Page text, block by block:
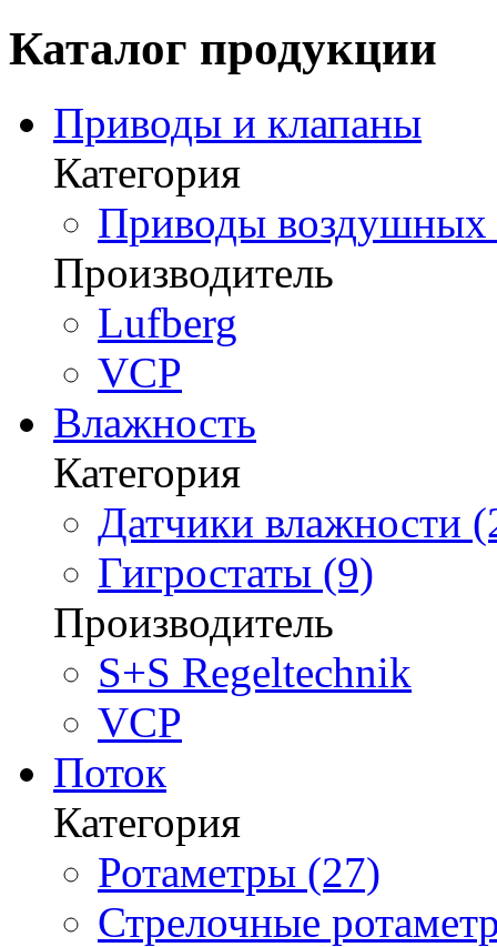
Каталог продукции
Приводы и клапаны
Категория
Приводы воздушных
Производитель
Lufberg
VCP
Влажность
Категория
Датчики влажности
Гигростаты (9)
Производитель
S+S Regeltechnik
VCP
Поток
Категория
Ротаметры (27)
Стрелочные